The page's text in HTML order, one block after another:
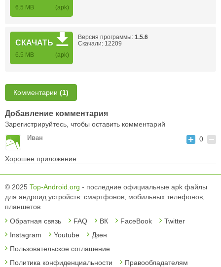
6.5 MB (apk)
СКАЧАТЬ
6.5 MB (apk)
Версия программы: 1.5.6
Скачали: 12209
Комментарии (1)
Добавление комментария
Зарегистрируйтесь, чтобы оставить комментарий
Иван 0
Хорошее приложение
© 2025 Top-Android.org - последние официальные apk файлы
для андроид устройств: смартфонов, мобильных телефонов,
планшетов
Обратная связь
FAQ ВК FaceBook
Twitter
Instagram
Youtube
Дзен
Пользовательское соглашение
Политика конфиденциальности
Правообладателям